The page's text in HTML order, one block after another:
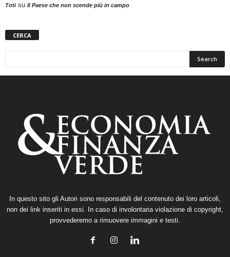
Totisu Il Paese che non scende più in campo
CERCA
In questo sito gli Autori sono responsabili del contenuto dei loro articoli,
non dei link inseriti in essi. In caso di involontaria violazione di copyright,
provvederemo a rimuovere immagini e testi.